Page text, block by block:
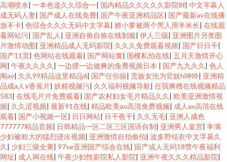
高潮喷水| 一本色道久久综合一| 国内精品久久久久久影院8f| 中文字幕人
成无码人妻| 国产成人在线免费| 国产午夜亚洲精品区| 国产最新av在线播
放不卡| 色综合久久久无码中文字幕| 娇小萝被两个黑人用半米长| 在线观
看网站污| 国产乱人 | 亚洲自偷自偷在线制服| 伊人三级| 亚洲图片另类图
片激情动图| 亚洲精品成人无码影院| 久久久免费观看视频| 国产日日干|
国产11页| 色网站在线观看| 国产网站黄| 国模私拍在线| 五月天激情开心
网| 午夜久久久久 | 一边摸一边做爽的免费视频日本 | 国产九九久久 | 色人
阁av| 久久99精品这里精品6| 国产任你操| 贵族女沦为官妓h呻吟| 亚洲精
品成a人ⅴ香蕉片| 妖精视频污| 久久福利视频导航| 任我爽橹在线视频精品
583| 在线毛片片免费观看| 国产农村妇女毛片精品久久 | 欧美亚洲激情视
频| 久久涩视频| 最新91在线| 精品欧美аv高清免费视频| 成人av高清在线
观看| 国产小视频一区| 日日网站| 日干夜干| 久久无毛| 亚洲人成色
777777精品音频| 日韩精品一区二区三区国语自制| 亚洲男人皇宫| 丰满
少妇被粗大的猛烈进出视频| 亚洲激情自拍偷拍| 波多野结衣中文字幕久
久 | 少妇三级全黄| 97se亚洲国产综合在线| 国产成人无码18禁午夜福利
网址| 成人网在线| 午夜少妇性影院私人影院| 亚洲午夜久久久精品影院|